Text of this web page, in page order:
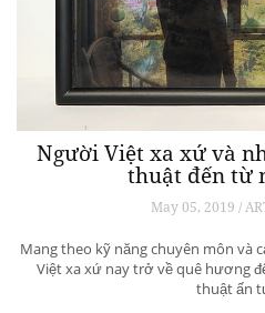
Người Việt xa xứ và
thuật đến từ
May 05, 2019 /
Mang theo kỹ năng chuyên môn và
Việt xa xứ nay trở về quê hương
thuật ấn